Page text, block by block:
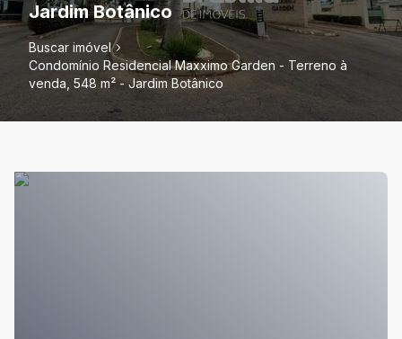
Jardim Botânico
Buscar imóvel
Condomínio Residencial Maxximo Garden - Terreno à
venda, 548 m² - Jardim Botânico